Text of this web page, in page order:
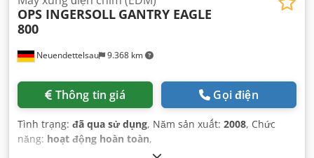
Neuendettelsau 9.368 km
OPS INGERSOLL GANTRY EAGLE
800
Thông tin giá Gọi điện
Tình trạng: đã qua sử dụng, Năm sản xuất: 2008, Chức
năng: hoạt động hoàn toàn,